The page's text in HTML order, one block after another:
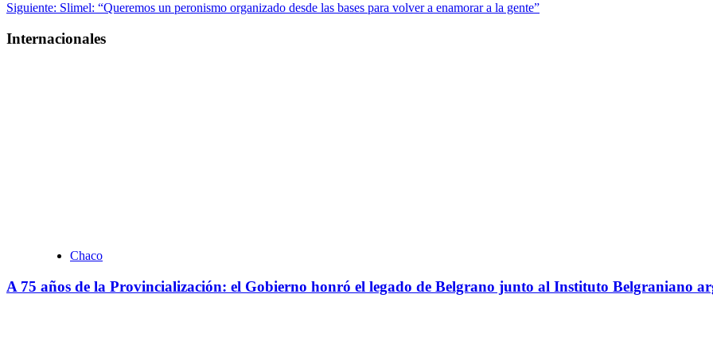
de
entradas
Siguiente: Slimel: “Queremos un peronismo organizado desde las bases para volver a enamorar a la gente”
Internacionales
Chaco
A 75 años de la Provincialización: el Gobierno honró el legado de Belgrano junto al Instituto Belgraniano